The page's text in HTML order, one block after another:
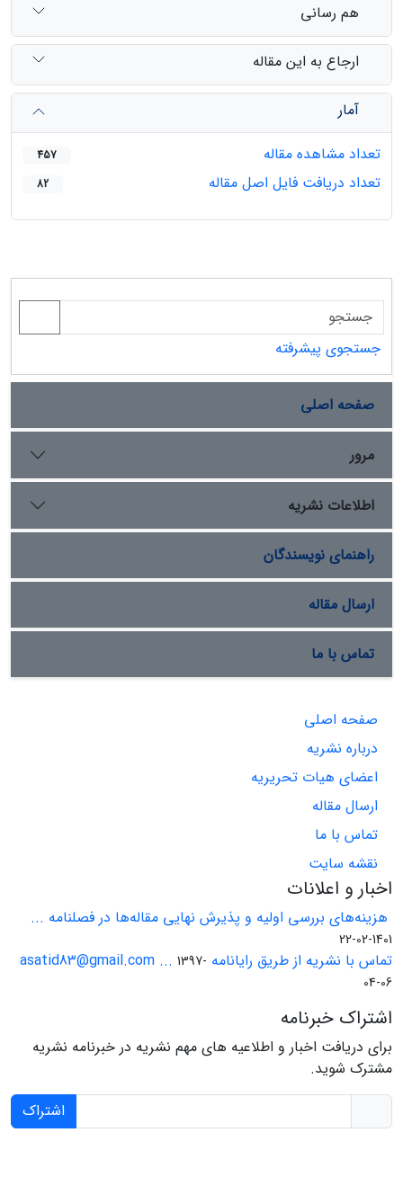
هم رسانی
ارجاع به این مقاله
آمار
تعداد مشاهده مقاله
457
تعداد دریافت فایل اصل مقاله 82
جستجوی پیشرفته
صفحه اصلی
مرور
اطلاعات نشریه
راهنمای نویسندگان
ارسال مقاله
تماس با ما
صفحه اصلی
درباره نشریه
اعضای هیات تحریریه
ارسال مقاله
تماس با ما
نقشه سایت
اخبار و اعلانات
هزینه‌های بررسی اولیه و پذیرش نهایی مقاله‌ها در فصلنامه ...
1401-02-22
تماس با نشریه از طریق رایانامه asatid83@gmail.com ... 1397-
04-06
اشتراک خبرنامه
برای دریافت اخبار و اطلاعیه های مهم نشریه در خبرنامه نشریه
مشترک شوید.
اشتراک